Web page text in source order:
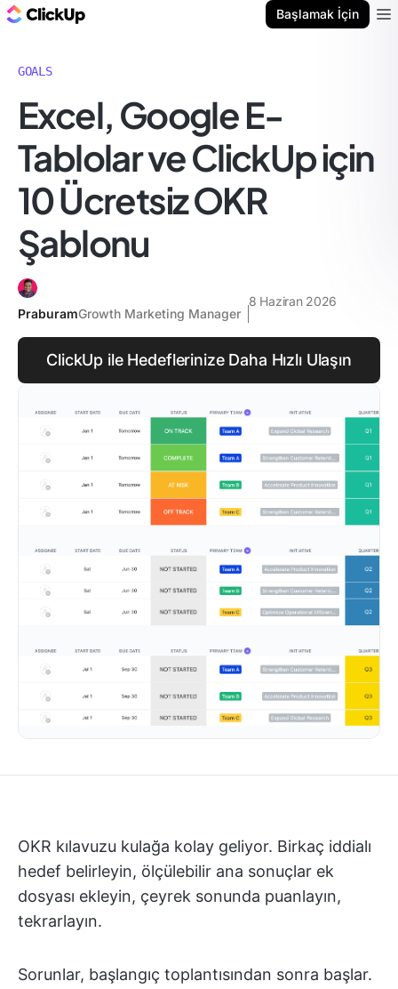
Başlamak İçin
GOALS
Excel, Google E-
Tablolar ve ClickUp için
10 Ücretsiz OKR
Şablonu
PraburamGrowth Marketing Manager
8 Haziran 2026
ClickUp ile Hedeflerinize Daha Hızlı Ulaşın
OKR kılavuzu kulağa kolay geliyor. Birkaç iddialı
hedef belirleyin, ölçülebilir ana sonuçlar ek
dosyası ekleyin, çeyrek sonunda puanlayın,
tekrarlayın.
Sorunlar, başlangıç toplantısından sonra başlar.